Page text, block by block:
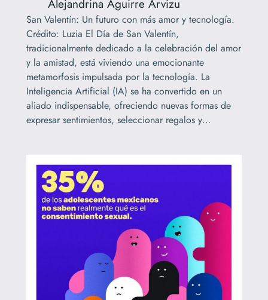
Alejandrina Aguirre Arvizu
San Valentín: Un futuro con más amor y tecnología.
Crédito: Luzia El Día de San Valentín,
tradicionalmente dedicado a la celebración del amor
y la amistad, está viviendo una emocionante
metamorfosis impulsada por la tecnología. La
Inteligencia Artificial (IA) se ha convertido en un
aliado indispensable, ofreciendo nuevas formas de
expresar sentimientos, seleccionar regalos y…